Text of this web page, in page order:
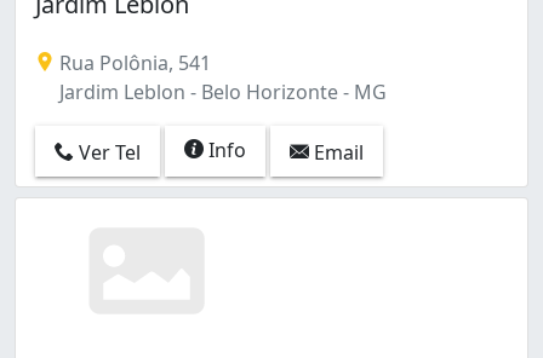
Rua Polônia, 541
Jardim Leblon - Belo Horizonte - MG
Ver Tel Info Email